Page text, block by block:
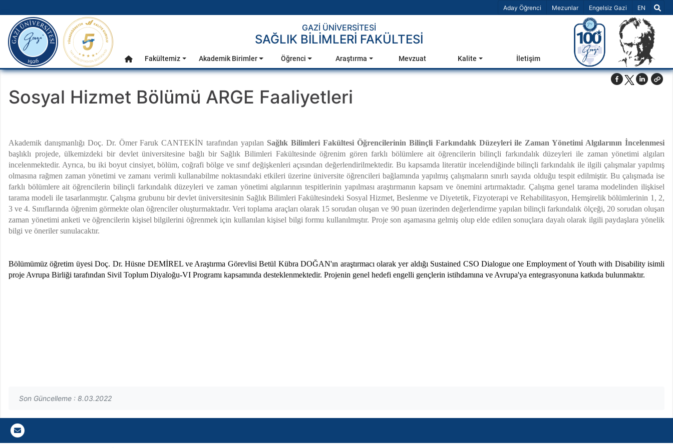
Aday Öğrenci Mezunlar Engelsiz Gazi Dil Seçiniz
EN
Ana Menü
gazi.edu.tr
GAZİ ÜNİVERSİTESİ
SAĞLIK BİLİMLERİ FAKÜLTESİ
Anasayfa
Fakültemiz Akademik Birimler Öğrenci Araştırma Mevzuat Kalite İletişim
Sosyal Hizmet Bölümü ARGE Faaliyetleri
Akademik danışmanlığı Doç. Dr. Ömer Faruk CANTEKİN tarafından yapılan Sağlık Bilimleri Fakültesi Öğrencilerinin Bilinçli Farkındalık Düzeyleri ile Zaman Yönetimi Algılarının İncelenmesi
başlıklı projede, ülkemizdeki bir devlet üniversitesine bağlı bir Sağlık Bilimleri Fakültesinde öğrenim gören farklı bölümlere ait öğrencilerin bilinçli farkındalık düzeyleri ile zaman yönetimi algıları
incelenmektedir. Ayrıca, bu iki boyut cinsiyet, bölüm, coğrafi bölge ve sınıf değişkenleri açısından değerlendirilmektedir. Bu kapsamda literatür incelendiğinde bilinçli farkındalık ile ilgili çalışmalar yapılmış
olmasına rağmen zaman yönetimi ve zamanı verimli kullanabilme noktasındaki etkileri üzerine üniversite öğrencileri bağlamında yapılmış çalışmaların sınırlı sayıda olduğu tespit edilmiştir. Bu çalışmada ise
farklı bölümlere ait öğrencilerin bilinçli farkındalık düzeyleri ve zaman yönetimi algılarının tespitlerinin yapılması araştırmanın kapsam ve önemini artırmaktadır. Çalışma genel tarama modelinden ilişkisel
tarama modeli ile tasarlanmıştır. Çalışma grubunu bir devlet üniversitesinin Sağlık Bilimleri Fakültesindeki Sosyal Hizmet, Beslenme ve Diyetetik, Fizyoterapi ve Rehabilitasyon, Hemşirelik bölümlerinin 1, 2,
3 ve 4. Sınıflarında öğrenim görmekte olan öğrenciler oluşturmaktadır. Veri toplama araçları olarak 15 sorudan oluşan ve 90 puan üzerinden değerlendirme yapılan bilinçli farkındalık ölçeği, 20 sorudan oluşan
zaman yönetimi anketi ve öğrencilerin kişisel bilgilerini öğrenmek için kullanılan kişisel bilgi formu kullanılmıştır. Proje son aşamasına gelmiş olup elde edilen sonuçlara dayalı olarak ilgili paydaşlara yönelik
bilgi ve öneriler sunulacaktır.
Bölümümüz öğretim üyesi Doç. Dr. Hüsne DEMİREL ve Araştırma Görevlisi Betül Kübra DOĞAN'ın araştırmacı olarak yer aldığı Sustained CSO Dialogue one Employment of Youth with Disability isimli
proje Avrupa Birliği tarafından Sivil Toplum Diyaloğu-VI Programı kapsamında desteklenmektedir. Projenin genel hedefi engelli gençlerin istihdamına ve Avrupa'ya entegrasyonuna katkıda bulunmaktır.
Son Güncelleme : 8.03.2022
Gazi E-Mail